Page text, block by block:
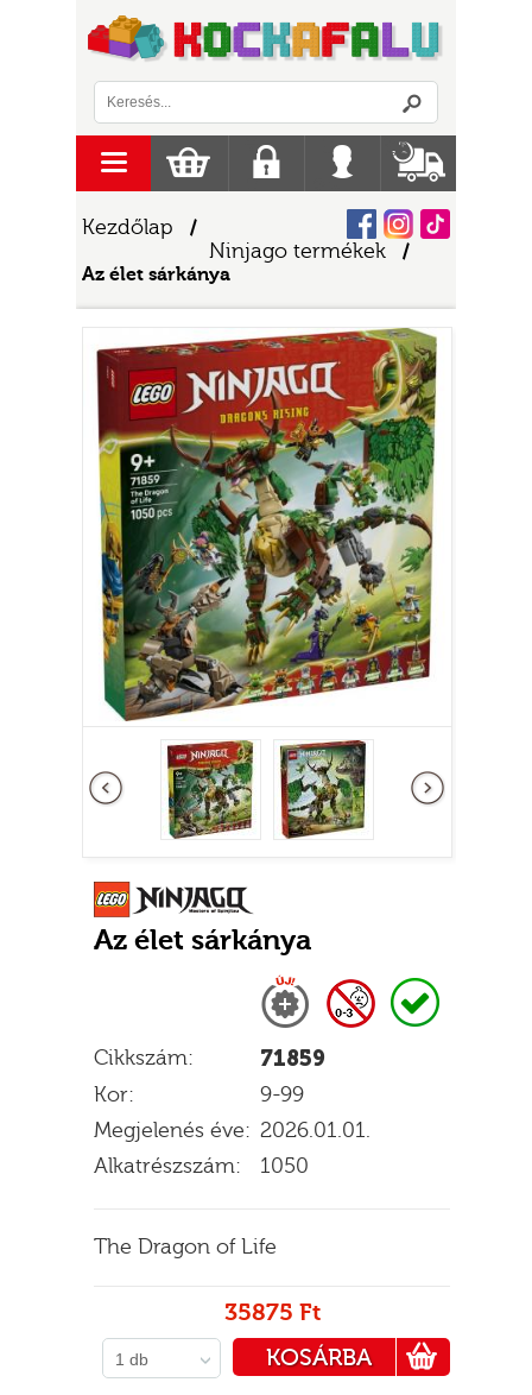
Kezdőlap /
Ninjago termékek
/
Az élet sárkánya
Az élet sárkánya
Cikkszám: 71859
Kor:
9-99
Megjelenés éve: 2026.01.01.
Alkatrészszám:
1050
The Dragon of Life
35875 Ft
1 db
KOSÁRBA